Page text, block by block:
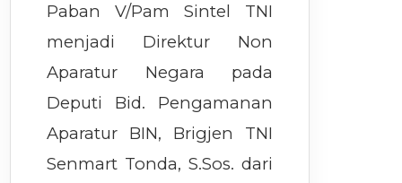
Paban V/Pam Sintel TNI
menjadi Direktur Non
Aparatur Negara pada
Deputi Bid. Pengamanan
Aparatur BIN, Brigjen TNI
Senmart Tonda, S.Sos. dari